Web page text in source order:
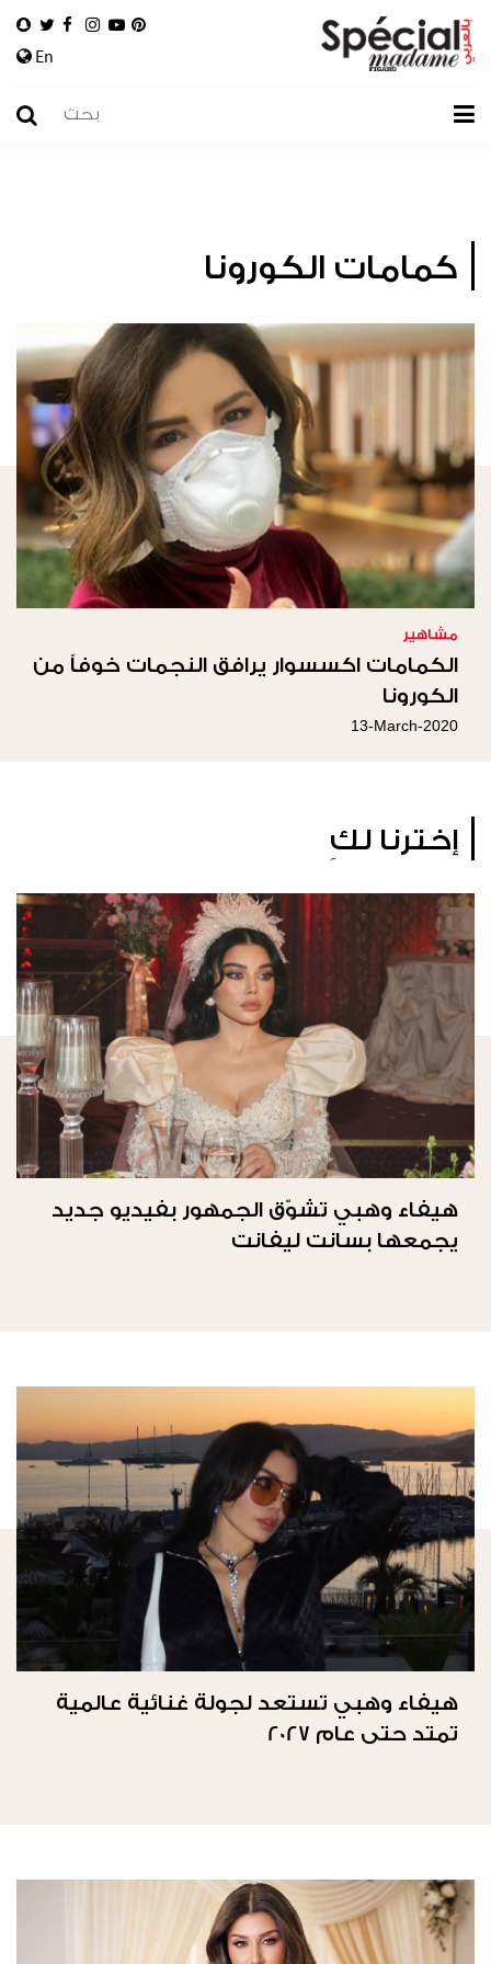
En
كمامات الكورونا
مشاهير
الكمامات اكسسوار يرافق النجمات خوفاً من
الكورونا
13-March-2020
إخترنا لكِ
هيفاء وهبي تشوّق الجمهور بفيديو جديد
يجمعها بسانت ليفانت
هيفاء وهبي تستعد لجولة غنائية عالمية
تمتد حتى عام 2027